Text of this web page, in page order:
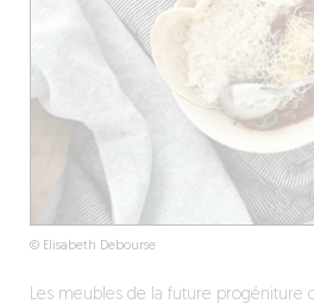
© Elisabeth Debourse
Les meubles de la future progéniture